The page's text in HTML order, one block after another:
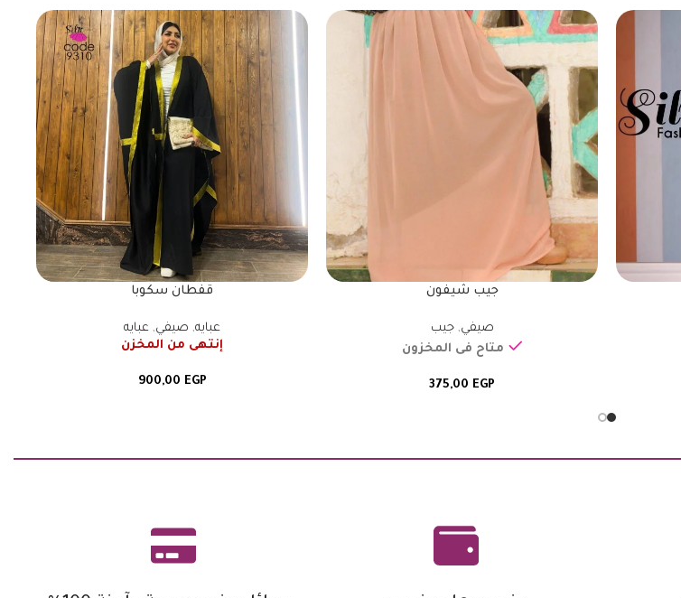
جيب شيفون
صيفي,جيب
متاح فى المخزون
375,00 EGP
قفطان سكوبا
عبايه, صيفي, عبايه
إنتهى من المخزن
900,00 EGP